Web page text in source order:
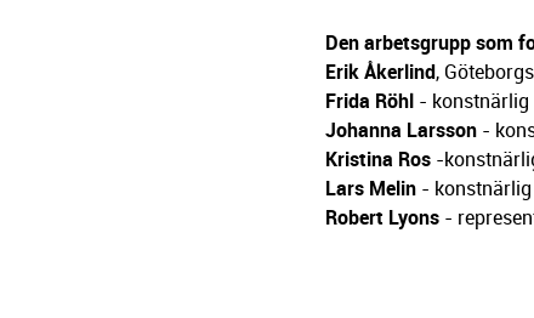
Den arbetsgrupp som
Erik Åkerlind,
Frida Röhl - konstnärlig
Johanna Larsson -
Kristina Ros -
Lars Melin - konstnärlig
Robert Lyons -